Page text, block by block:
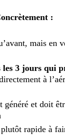
:
mais en
les 3 jours qui
à
généré et doit
rapide à